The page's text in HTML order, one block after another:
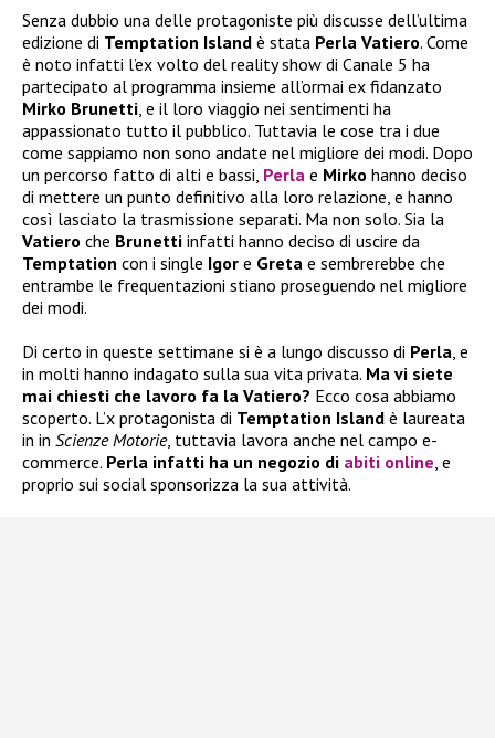
Senza dubbio una delle protagoniste più discusse dell’ultima
edizione di Temptation Island è stata Perla Vatiero. Come
è noto infatti l’ex volto del reality show di Canale 5 ha
partecipato al programma insieme all’ormai ex fidanzato
Mirko Brunetti, e il loro viaggio nei sentimenti ha
appassionato tutto il pubblico. Tuttavia le cose tra i due
come sappiamo non sono andate nel migliore dei modi. Dopo
un percorso fatto di alti e bassi, Perla e Mirko hanno deciso
di mettere un punto definitivo alla loro relazione, e hanno
così lasciato la trasmissione separati. Ma non solo. Sia la
Vatiero che Brunetti infatti hanno deciso di uscire da
Temptation con i single Igor e Greta e sembrerebbe che
entrambe le frequentazioni stiano proseguendo nel migliore
dei modi.
Di certo in queste settimane si è a lungo discusso di Perla, e
in molti hanno indagato sulla sua vita privata. Ma vi siete
mai chiesti che lavoro fa la Vatiero? Ecco cosa abbiamo
scoperto. L’x protagonista di Temptation Island è laureata
in in Scienze Motorie, tuttavia lavora anche nel campo e-
commerce. Perla infatti ha un negozio di abiti online, e
proprio sui social sponsorizza la sua attività.